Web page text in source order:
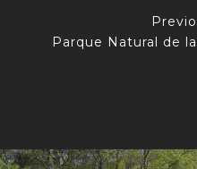
Parque Natural de